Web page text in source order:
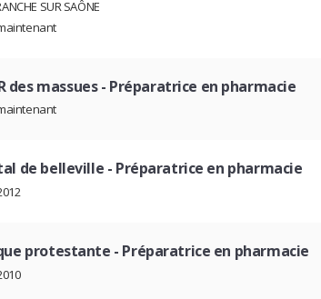
SUR SAÔNE
des massues- Préparatrice en pharmacie
de belleville - Préparatrice en pharmacie
protestante - Préparatrice en pharmacie